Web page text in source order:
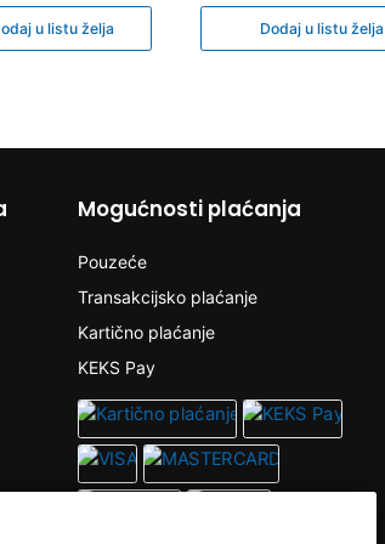
u listu želja Dodaj u listu želja
Mogućnosti plaćanja
Pouzeće
Transakcijsko plaćanje
Kartično plaćanje
KEKS Pay